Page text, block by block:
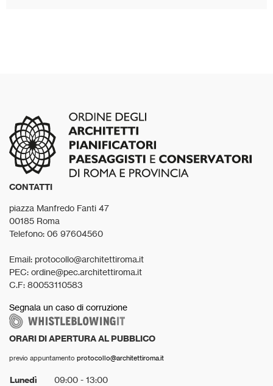
CONTATTI
piazza Manfredo Fanti 47
00185 Roma
Telefono: 06 97604560
Email: protocollo@architettiroma.it
PEC: ordine@pec.architettiroma.it
C.F: 80053110583
Segnala un caso di corruzione
ORARI DI APERTURA AL PUBBLICO
previo appuntamento protocollo@architettiroma.it
Lunedì
09:00 - 13:00